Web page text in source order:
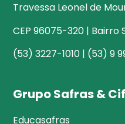
Travessa Leonel de
CEP 96075-320 | Bairro
(53) 3227-1010 | (53) 9
Grupo Safras &
Educasafras